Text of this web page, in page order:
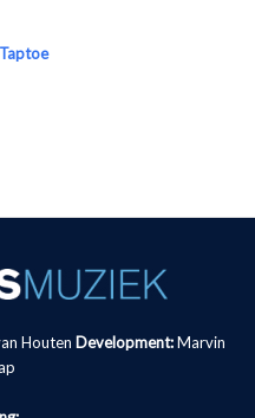
Houten Development: Marvin